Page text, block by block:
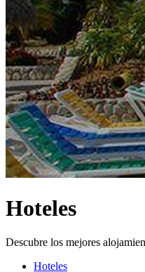
Hoteles
Descubre los mejores
Hoteles